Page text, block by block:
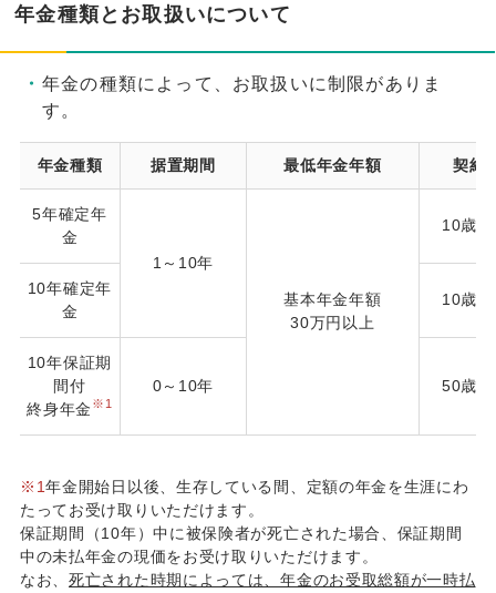
年金種類とお取扱いについて
年金の種類によって、お取扱いに制限がありま
す。
年金種類 据置期間 最低年金年額 契約
5年確定年
金
1～10年
基本年金年額
30万円以上
10歳
10年確定年
金
10歳
10年保証期
間付
終身年金 ※1
0～10年 50歳
※1年金開始日以後、生存している間、定額の年金を生涯にわ
たってお受け取りいただけます。
保証期間（10年）中に被保険者が死亡された場合、保証期間
中の未払年金の現価をお受け取りいただけます。
なお、死亡された時期によっては、年金のお受取総額が一時払